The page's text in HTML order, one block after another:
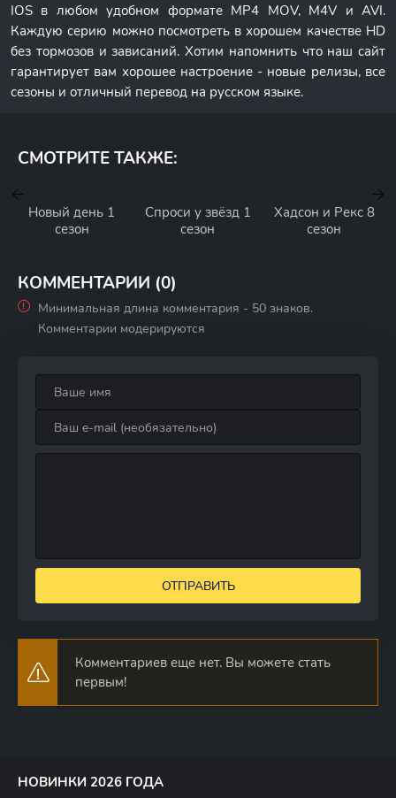
IOS в любом удобном формате MP4 MOV, M4V и AVI.
Каждую серию можно посмотреть в хорошем качестве HD
без тормозов и зависаний. Хотим напомнить что наш сайт
гарантирует вам хорошее настроение - новые релизы, все
сезоны и отличный перевод на русском языке.
СМОТРИТЕ ТАКЖЕ:
Новый день 1
сезон
Спроси у звёзд 1
сезон
Хадсон и Рекс 8
сезон
КОММЕНТАРИИ (0)
Минимальная длина комментария - 50 знаков.
Комментарии модерируются
ОТПРАВИТЬ
Комментариев еще нет. Вы можете стать
первым!
НОВИНКИ 2026 ГОДА